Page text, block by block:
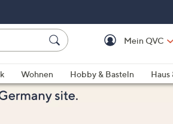
Mein QVC
Wohnen Hobby & Basteln
Haus